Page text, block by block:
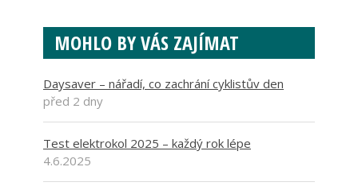
MOHLO BY VÁS ZAJÍMAT
Daysaver – nářadí, co zachrání cyklistův den
před 2 dny
Test elektrokol 2025 – každý rok lépe
4.6.2025